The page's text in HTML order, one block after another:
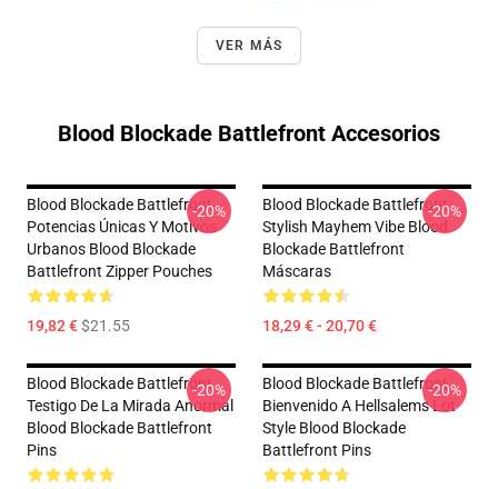
VER MÁS
Blood Blockade Battlefront Accesorios
Blood Blockade Battlefront
Potencias Únicas Y Motivos
Urbanos Blood Blockade
Battlefront Zipper Pouches
19,82 €$21.55
-20%
Blood Blockade Battlefront
Stylish Mayhem Vibe Blood
Blockade Battlefront
Máscaras
18,29 € - 20,70 €
-20%
Blood Blockade Battlefront
Testigo De La Mirada Anormal
Blood Blockade Battlefront
Pins
-20%
Blood Blockade Battlefront
Bienvenido A Hellsalems Lot
Style Blood Blockade
Battlefront Pins
-20%